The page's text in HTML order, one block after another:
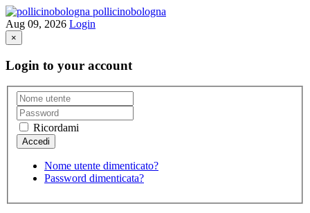
pollicinobologna
Aug 09, 2026 Login
×
Login to your account
Ricordami
Nome utente dimenticato?
Password dimenticata?